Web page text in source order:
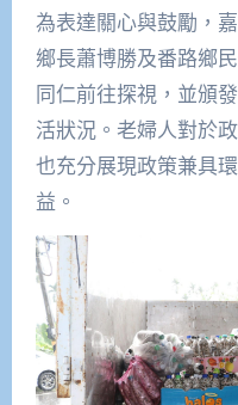
為表達關心與鼓勵，
鄉長蕭博勝及番路鄉
同仁前往探視，並頒
活狀況。老婦人對於
也充分展現政策兼具
益。